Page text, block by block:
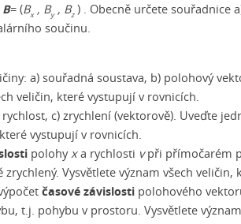
B= (Bx , By , Bz ) . Obecně určete souřadnice
součinu.
a) souřadná soustava, b) polohový
veličin, které vystupují v rovnicích.
c) zrychlení (vektorově). Uveďte
vystupují v rovnicích.
polohyxa rychlosti vpři přímočarém
Vysvětlete význam všech veličin,
časové závislosti polohového
t.j. pohybu v prostoru. Vysvětlete